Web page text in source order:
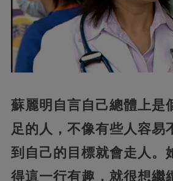
蘇麗明自言自己總體上是
足的人，不像有些人容易
到自己的目標就會走人。
得這一行有趣，就很想繼